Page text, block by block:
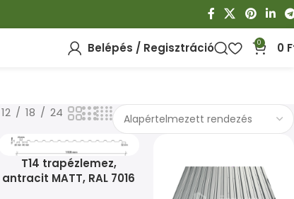
Belépés / Regisztráció 0 0
12 18 24
T14 trapézlemez,
antracit MATT, RAL 7016